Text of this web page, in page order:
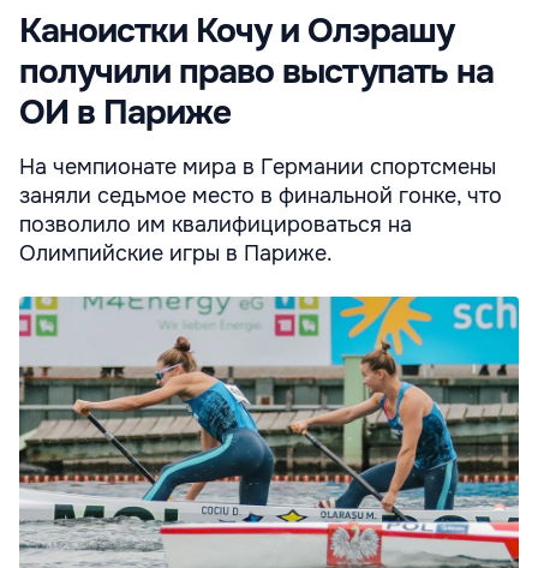
Каноистки Кочу и Олэрашу
получили право выступать на
ОИ в Париже
На чемпионате мира в Германии спортсмены
заняли седьмое место в финальной гонке, что
позволило им квалифицироваться на
Олимпийские игры в Париже.